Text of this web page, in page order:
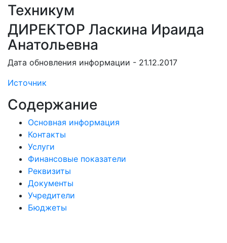
Техникум
ДИРЕКТОР Ласкина Ираида
Анатольевна
Дата обновления информации - 21.12.2017
Источник
Содержание
Основная информация
Контакты
Услуги
Финансовые показатели
Реквизиты
Документы
Учредители
Бюджеты